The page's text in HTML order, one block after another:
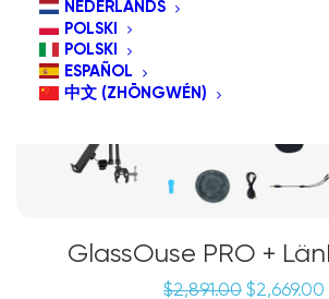
NEDERLANDS
POLSKI
POLSKI
ESPAÑOL
中文 (ZHŌNGWÉN)
GlassOuse PRO +
$2,891.00 Det
$2,669.00